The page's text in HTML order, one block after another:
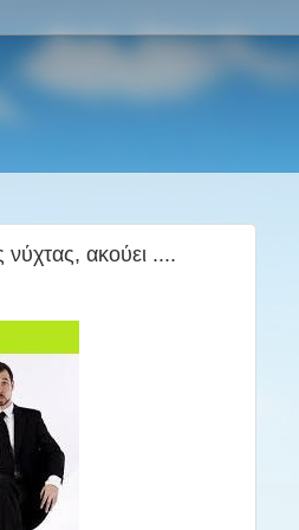
νύχτας, ακούει ....